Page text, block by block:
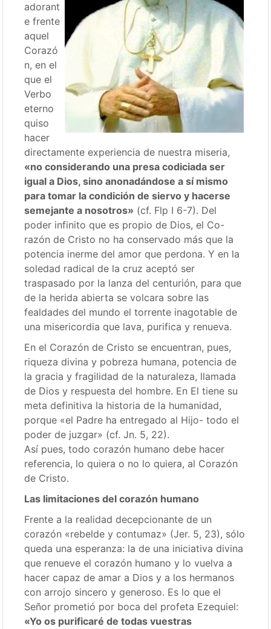
adorant
e frente
aquel
Corazó
n, en el
que el
Verbo
eterno
quiso
hacer
directamente experiencia de nuestra miseria,
«no considerando una presa codiciada ser
igual a Dios, sino anonadándose a sí mismo
para tomar la condición de siervo y hacerse
semejante a nosotros» (cf. Flp I 6-7). Del
poder infinito que es propio de Dios, el Co-
razón de Cristo no ha conservado más que la
potencia inerme del amor que perdona. Y en la
soledad radical de la cruz aceptó ser
traspasado por la lanza del centurión, para que
de la herida abierta se volcara sobre las
fealdades del mundo el torrente inagotable de
una misericordia que lava, purifica y renueva.
En el Corazón de Cristo se encuentran, pues,
riqueza divina y pobreza humana, potencia de
la gracia y fragilidad de la naturaleza, llamada
de Dios y respuesta del hombre. En El tiene su
meta definitiva la historia de la humanidad,
porque «el Padre ha entregado al Hijo- todo el
poder de juzgar» (cf. Jn. 5, 22).
Así pues, todo corazón humano debe hacer
referencia, lo quiera o no lo quiera, al Corazón
de Cristo.
Las limitaciones del corazón humano
Frente a la realidad decepcionante de un
corazón «rebelde y contumaz» (Jer. 5, 23), sólo
queda una esperanza: la de una iniciativa divina
que renueve el corazón humano y lo vuelva a
hacer capaz de amar a Dios y a los hermanos
con arrojo sincero y generoso. Es lo que el
Señor prometió por boca del profeta Ezequiel:
«Yo os purificaré de todas vuestras